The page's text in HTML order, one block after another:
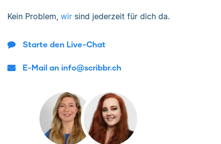
Kein Problem, wir sind jederzeit für dich da.
Starte den Live-Chat
E-Mail an info@scribbr.ch